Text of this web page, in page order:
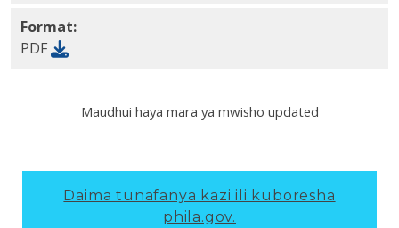
Format:
PDF
Maudhui haya mara ya mwisho updated
Daima tunafanya kazi ili kuboresha
phila.gov.